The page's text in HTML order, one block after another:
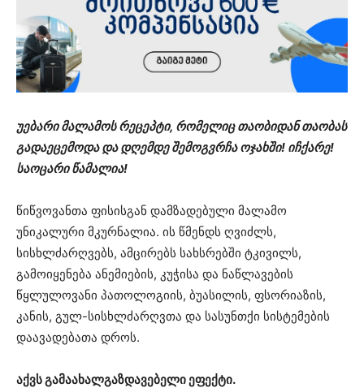
უებარი მალამოს რეცეპტი, რომელიც თაობიდან თაობას
გადაეცემოდა და დღემდე შემოგვრჩა ოჯახში! იჩქარე!
საოცარი წამალია!
წიწვოვანთა ფისისგან დამზადებული მალამო
უნიკალური მკურნალია. ის წმენდს ღვიძლს,
სისხლძარღვებს, ამცირებს სახსრებში ტკივილს,
გამოიყენება ანემიების, კუჭისა და ნაწლავების
წყლულოვანი პათოლოგიის, ბუასილის, ფსორიაზის,
კანის, გულ-სისხლძარღვთა და სასუნთქი სისტემების
დაავადებათა დროს.
აქვს გამაახალგაზდავებელი ეფექტი.